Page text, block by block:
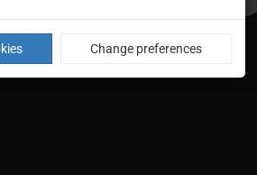
Change preferences